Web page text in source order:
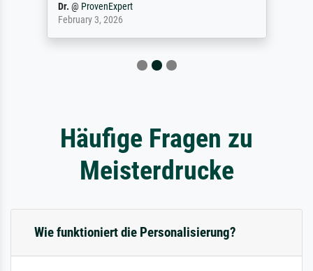
Dr. @ ProvenExpert
February 3, 2026
Häufige Fragen zu
Meisterdrucke
Wie funktioniert die Personalisierung?